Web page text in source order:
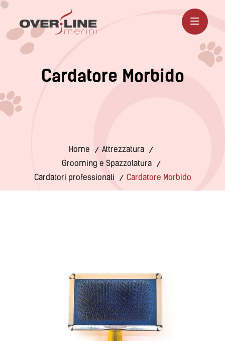
Cardatore Morbido
Home
Attrezzatura
Grooming e Spazzolatura
Cardatori professionali
Cardatore Morbido